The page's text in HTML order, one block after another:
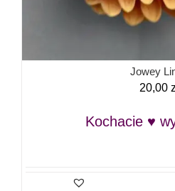
Jowey
20,00
Kochacie ♥